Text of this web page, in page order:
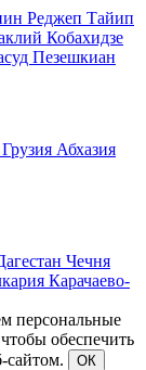
Реджеп Тайип
Кобахидзе
Пезешкиан
Грузия Абхазия
Чечня
Карачаево-
персональные
обеспечить
сайтом.
ОК